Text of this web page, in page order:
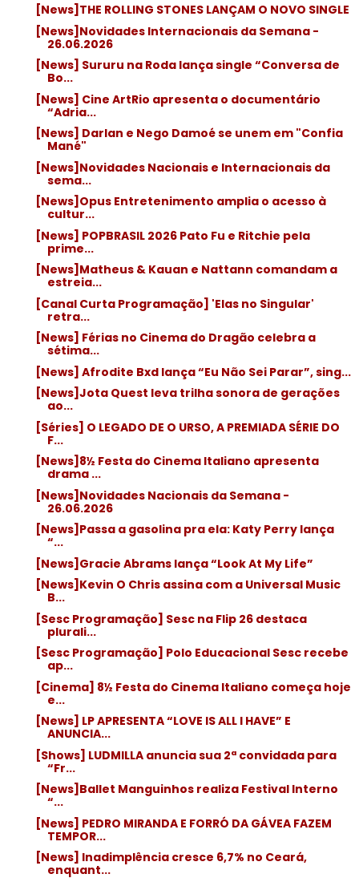
[News]THE ROLLING STONES LANÇAM O NOVO SINGLE
[News]Novidades Internacionais da Semana -
26.06.2026
[News] Sururu na Roda lança single “Conversa de
Bo...
[News] Cine ArtRio apresenta o documentário
“Adria...
[News] Darlan e Nego Damoé se unem em "Confia
Mané"
[News]Novidades Nacionais e Internacionais da
sema...
[News]Opus Entretenimento amplia o acesso à
cultur...
[News] POPBRASIL 2026 Pato Fu e Ritchie pela
prime...
[News]Matheus & Kauan e Nattann comandam a
estreia...
[Canal Curta Programação] 'Elas no Singular'
retra...
[News] Férias no Cinema do Dragão celebra a
sétima...
[News] Afrodite Bxd lança “Eu Não Sei Parar”, sing...
[News]Jota Quest leva trilha sonora de gerações
ao...
[Séries] O LEGADO DE O URSO, A PREMIADA SÉRIE DO
F...
[News]8½ Festa do Cinema Italiano apresenta
drama ...
[News]Novidades Nacionais da Semana -
26.06.2026
[News]Passa a gasolina pra ela: Katy Perry lança
“...
[News]Gracie Abrams lança “Look At My Life”
[News]Kevin O Chris assina com a Universal Music
B...
[Sesc Programação] Sesc na Flip 26 destaca
plurali...
[Sesc Programação] Polo Educacional Sesc recebe
ap...
[Cinema] 8½ Festa do Cinema Italiano começa hoje
e...
[News] LP APRESENTA “LOVE IS ALL I HAVE” E
ANUNCIA...
[Shows] LUDMILLA anuncia sua 2ª convidada para
“Fr...
[News]Ballet Manguinhos realiza Festival Interno
“...
[News] PEDRO MIRANDA E FORRÓ DA GÁVEA FAZEM
TEMPOR...
[News] Inadimplência cresce 6,7% no Ceará,
enquant...